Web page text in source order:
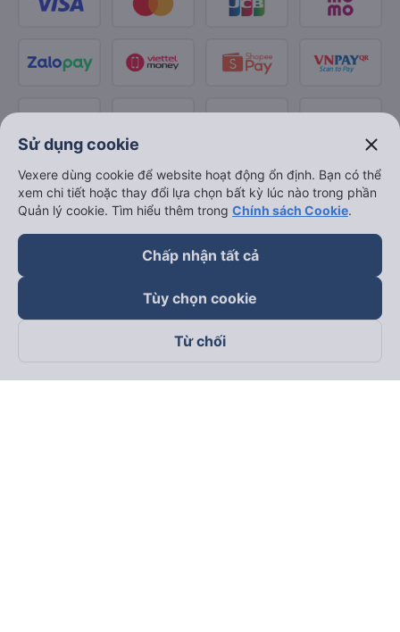
Theo dõi chúng tôi trên
Sử dụng cookie close
Vexere dùng cookie để website hoạt động ổn định. Bạn có thể
xem chi tiết hoặc thay đổi lựa chọn bất kỳ lúc nào trong phần
Quản lý cookie. Tìm hiểu thêm trong Chính sách Cookie.
Chấp nhận tất cả
Tùy chọn cookie
Từ chối